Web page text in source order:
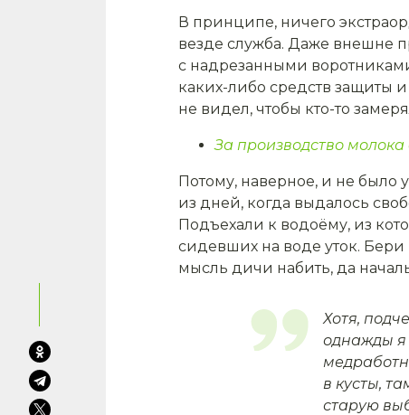
В принципе, ничего
везде служба. Даже внешне
с над­резанными
каких-либо средств защиты
не видел, что­бы кто-то
За производство
Потому, наверное, и не было
из дней, когда выдалось
Подъехали к водоёму, из
сидевших на воде уток. Бери
мысль дичи набить, да
Хотя,
однажды я
в кусты,
старую